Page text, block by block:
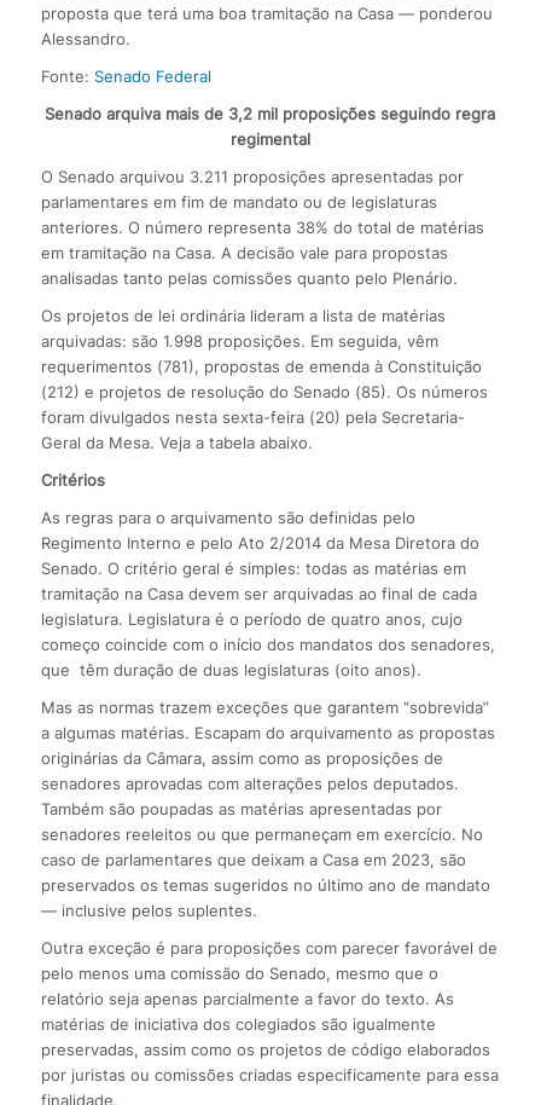
proposta que terá uma boa tramitação na Casa — ponderou
Alessandro.
Fonte: Senado Federal
Senado arquiva mais de 3,2 mil proposições seguindo regra
regimental
O Senado arquivou 3.211 proposições apresentadas por
parlamentares em fim de mandato ou de legislaturas
anteriores. O número representa 38% do total de matérias
em tramitação na Casa. A decisão vale para propostas
analisadas tanto pelas comissões quanto pelo Plenário.
Os projetos de lei ordinária lideram a lista de matérias
arquivadas: são 1.998 proposições. Em seguida, vêm
requerimentos (781), propostas de emenda à Constituição
(212) e projetos de resolução do Senado (85). Os números
foram divulgados nesta sexta-feira (20) pela Secretaria-
Geral da Mesa. Veja a tabela abaixo.
Critérios
As regras para o arquivamento são definidas pelo
Regimento Interno e pelo Ato 2/2014 da Mesa Diretora do
Senado. O critério geral é simples: todas as matérias em
tramitação na Casa devem ser arquivadas ao final de cada
legislatura. Legislatura é o período de quatro anos, cujo
começo coincide com o início dos mandatos dos senadores,
que têm duração de duas legislaturas (oito anos).
Mas as normas trazem exceções que garantem “sobrevida”
a algumas matérias. Escapam do arquivamento as propostas
originárias da Câmara, assim como as proposições de
senadores aprovadas com alterações pelos deputados.
Também são poupadas as matérias apresentadas por
senadores reeleitos ou que permaneçam em exercício. No
caso de parlamentares que deixam a Casa em 2023, são
preservados os temas sugeridos no último ano de mandato
— inclusive pelos suplentes.
Outra exceção é para proposições com parecer favorável de
pelo menos uma comissão do Senado, mesmo que o
relatório seja apenas parcialmente a favor do texto. As
matérias de iniciativa dos colegiados são igualmente
preservadas, assim como os projetos de código elaborados
por juristas ou comissões criadas especificamente para essa
finalidade.